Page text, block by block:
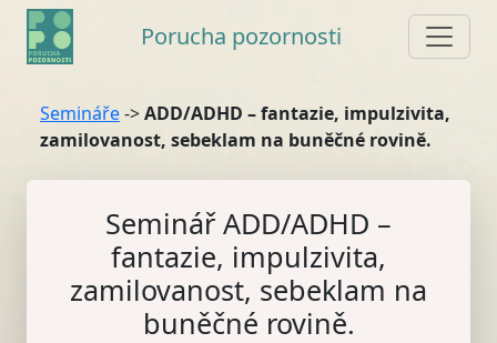
Porucha pozornosti
Semináře->ADD/ADHD – fantazie, impulzivita,
zamilovanost, sebeklam na buněčné rovině.
Seminář ADD/ADHD –
fantazie, impulzivita,
zamilovanost, sebeklam na
buněčné rovině.